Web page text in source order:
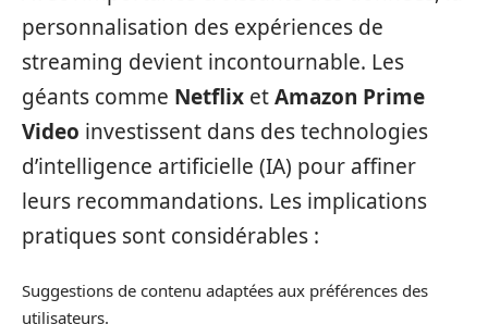
personnalisation des expériences de
streaming devient incontournable. Les
géants comme Netflix etAmazon Prime
Video investissent dans des technologies
d’intelligence artificielle (IA) pour affiner
leurs recommandations. Les implications
pratiques sont considérables :
Suggestions de contenu adaptées aux préférences des
utilisateurs.